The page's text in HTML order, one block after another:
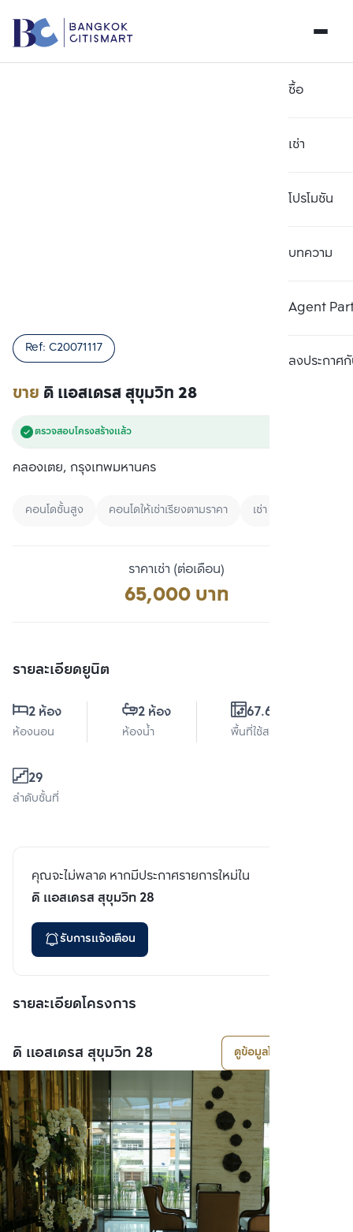
ซื้อ
เช่า
โปรโมชัน
บทความ
Agent
ลงประกาศกั
ขาย ดิ แอสเดรส สุขุมวิท 28
Ref: C20071117
ตรวจสอบโครงสร้างแล้ว
คลองเตย, กรุงเทพมหานคร
คอนโดชั้นสูง คอนโดให้เช่าเรียงตามราคา เช่า
ราคาเช่า (ต่อเดือน)
65,000 บาท
รายละเอียดยูนิต
2 ห้อง
ห้องนอน
2 ห้อง
ห้องน้ำ
67.64 ตร.ม.
พื้นที่ใช้สอย
29
ลำดับชั้นที่
คุณจะไม่พลาด หากมีประกาศรายการใหม่ใน
ดิ แอสเดรส สุขุมวิท 28
รับการแจ้งเตือน
รายละเอียดโครงการ
ดิ แอสเดรส สุขุมวิท 28 ดูข้อมูลโครงการ